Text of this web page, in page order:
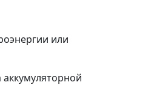
или